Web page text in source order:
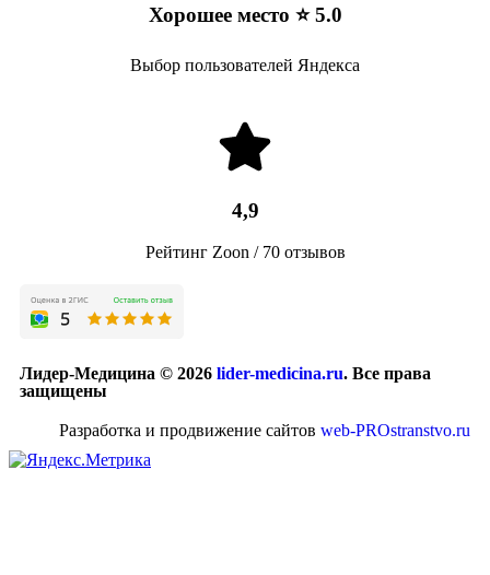
Хорошее место ⭐ 5.0
Выбор пользователей Яндекса
4,9
Рейтинг Zoon / 70 отзывов
Лидер-Медицина © 2026 lider-medicina.ru. Все права
защищены
Разработка и продвижение сайтов web-PROstranstvo.ru